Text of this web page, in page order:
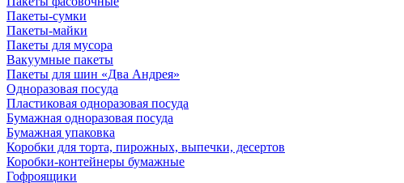
Пакеты-сумки
Пакеты-майки
Пакеты для мусора
Вакуумные пакеты
Пакеты для шин «Два Андрея»
Одноразовая посуда
Пластиковая одноразовая посуда
Бумажная одноразовая посуда
Бумажная упаковка
Коробки для торта, пирожных, выпечки, десертов
Коробки-контейнеры бумажные
Гофроящики